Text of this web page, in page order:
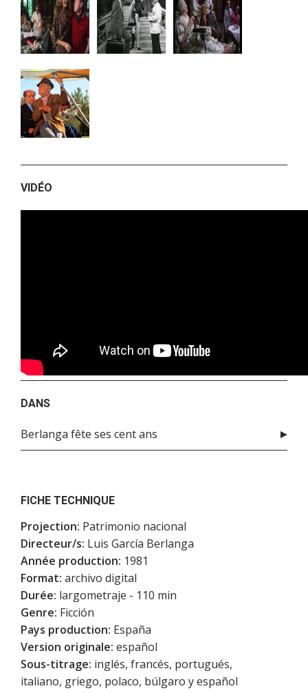
VIDÉO
DANS
Berlanga fête ses cent ans
FICHE TECHNIQUE
Projection: Patrimonio nacional
Directeur/s: Luis García Berlanga
Année production: 1981
Format: archivo digital
Durée: largometraje - 110 min
Genre: Ficción
Pays production: España
Version originale: español
Sous-titrage: inglés, francés, portugués,
italiano, griego, polaco, búlgaro y español